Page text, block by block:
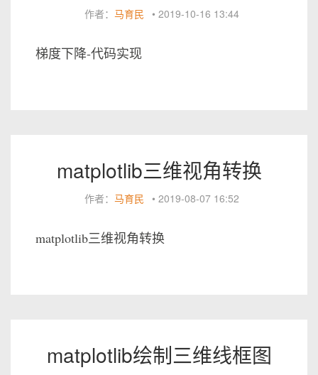
作者： 马育民 • 2019-10-16 13:44
梯度下降-代码实现
matplotlib三维视角转换
作者： 马育民 • 2019-08-07 16:52
matplotlib三维视角转换
matplotlib绘制三维线框图